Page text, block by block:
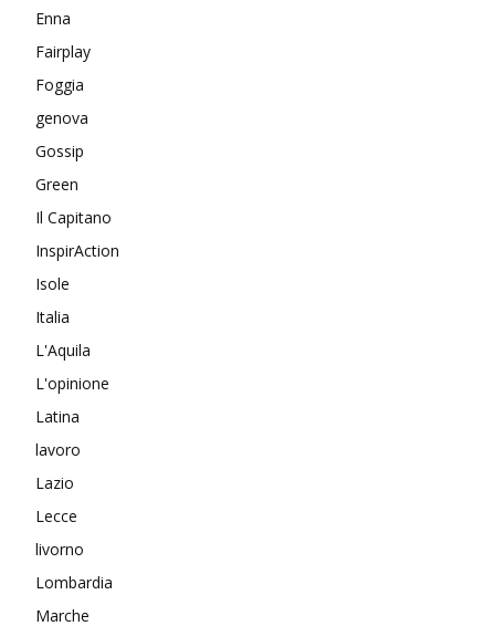
Enna
Fairplay
Foggia
genova
Gossip
Green
Il Capitano
InspirAction
Isole
Italia
L'Aquila
L'opinione
Latina
lavoro
Lazio
Lecce
livorno
Lombardia
Marche